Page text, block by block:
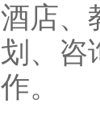
酒店、
划、咨
作。